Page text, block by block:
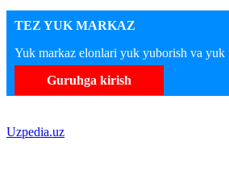
TEZ YUK MARKAZ
Yuk markaz elonlari yuk yuborish va yuk
Guruhga kirish
Uzpedia.uz